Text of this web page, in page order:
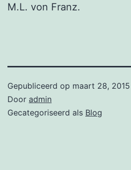
M.L. von Franz.
Gepubliceerd op maart 28, 2015
Door admin
Gecategoriseerd als Blog